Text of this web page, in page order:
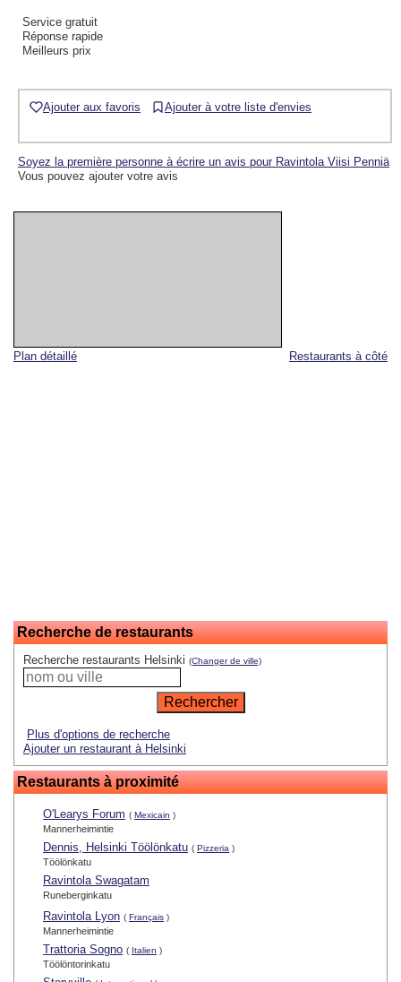
Restaurants à côté
Plan détaillé
Recherche de restaurants
Recherche restaurants Helsinki (Changer de ville)
Plus d'options de recherche
Ajouter un restaurant à Helsinki
Restaurants à proximité
O'Learys Forum ( Mexicain )
Mannerheimintie
Dennis, Helsinki Töölönkatu ( Pizzeria )
Töölönkatu
Ravintola Swagatam
Runeberginkatu
Ravintola Lyon ( Français )
Mannerheimintie
Trattoria Sogno ( Italien )
Töölöntorinkatu
Service gratuit
Réponse rapide
Meilleurs prix
Ajouter aux favoris Ajouter à votre liste d'envies
Soyez la première personne à écrire un avis pour Ravintola Viisi Penniä
Vous pouvez ajouter votre avis